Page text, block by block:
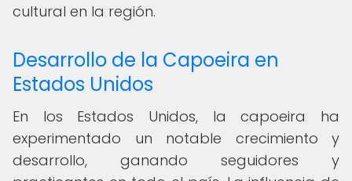
cultural en la región.
Desarrollo de la Capoeira en
Estados Unidos
En los Estados Unidos, la capoeira ha
experimentado un notable crecimiento y
desarrollo, ganando seguidores y